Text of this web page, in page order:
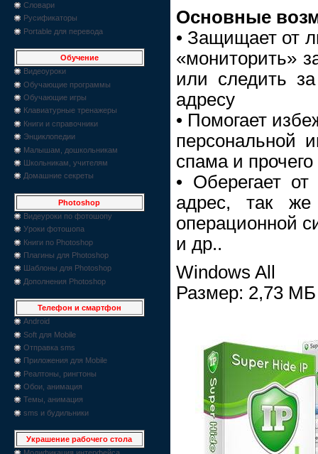
Словари
Русификаторы
Portable для перевода
Обучение
Видеоуроки
Обучающие программы
Обучающие игры
Клавиатурные тренажеры
Книги и справочники
Энциклопедии
Малышам, дошкольникам
Школьникам, учителям
Домашние секреты
Photoshop
Видеуроки по фотошопу
Уроки фотошопа
Книги по Photoshop
Плагины для Photoshop
Шаблоны для Photoshop
Дополнения Photoshop
Телефон и смартфон
Android
Soft для Mobile
Отправка sms
Приложения для Mobile
Реалтоны, рингтоны
Обои, анимация
Темы, анимация
sms и будильники
Украшение рабочего стола
Основные
• Защищает от
«мониторить»
или следить
адресу
• Помогает
персональной
спама и
• Оберегает
адрес, так
операционной
и др..
Windows All
Размер: 2,73 МБ